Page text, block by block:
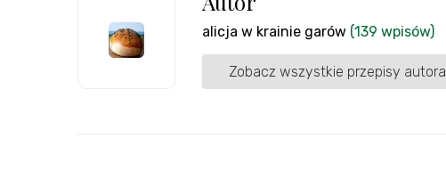
alicja w krainie garów (139 wpisów)
Zobacz wszystkie przepisy autora